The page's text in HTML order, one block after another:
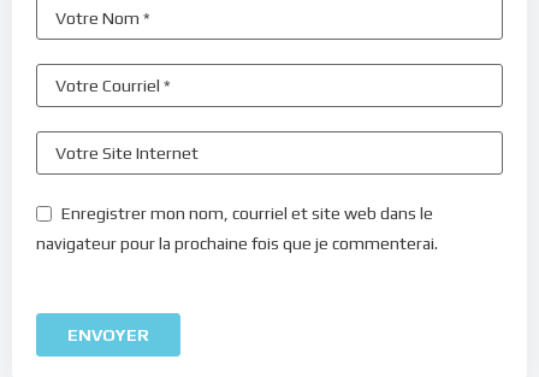
Enregistrer mon nom, courriel et site web dans le
navigateur pour la prochaine fois que je commenterai.